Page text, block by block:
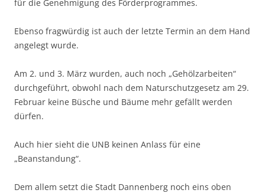
für die Genehmigung des Förderprogrammes.
Ebenso fragwürdig ist auch der letzte Termin an dem Hand
angelegt wurde.
Am 2. und 3. März wurden, auch noch „Gehölzarbeiten“
durchgeführt, obwohl nach dem Naturschutzgesetz am 29.
Februar keine Büsche und Bäume mehr gefällt werden
dürfen.
Auch hier sieht die UNB keinen Anlass für eine
„Beanstandung“.
Dem allem setzt die Stadt Dannenberg noch eins oben